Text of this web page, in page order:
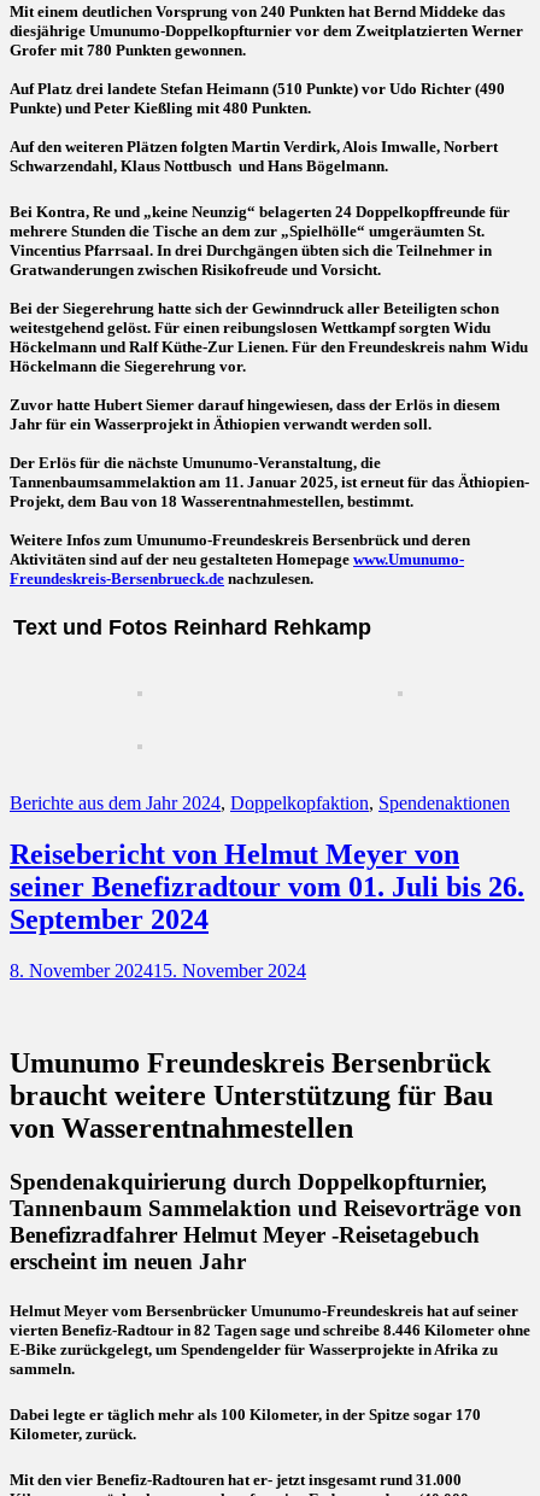
Mit einem deutlichen Vorsprung von 240 Punkten hat Bernd Middeke das
diesjährige Umunumo-Doppelkopfturnier vor dem Zweitplatzierten Werner
Grofer mit 780 Punkten gewonnen.
Auf Platz drei landete Stefan Heimann (510 Punkte) vor Udo Richter (490
Punkte) und Peter Kießling mit 480 Punkten.
Auf den weiteren Plätzen folgten Martin Verdirk, Alois Imwalle, Norbert
Schwarzendahl, Klaus Nottbusch und Hans Bögelmann.
Bei Kontra, Re und „keine Neunzig“ belagerten 24 Doppelkopffreunde für
mehrere Stunden die Tische an dem zur „Spielhölle“ umgeräumten St.
Vincentius Pfarrsaal. In drei Durchgängen übten sich die Teilnehmer in
Gratwanderungen zwischen Risikofreude und Vorsicht.
Bei der Siegerehrung hatte sich der Gewinndruck aller Beteiligten schon
weitestgehend gelöst. Für einen reibungslosen Wettkampf sorgten Widu
Höckelmann und Ralf Küthe-Zur Lienen. Für den Freundeskreis nahm Widu
Höckelmann die Siegerehrung vor.
Zuvor hatte Hubert Siemer darauf hingewiesen, dass der Erlös in diesem
Jahr für ein Wasserprojekt in Äthiopien verwandt werden soll.
Der Erlös für die nächste Umunumo-Veranstaltung, die
Tannenbaumsammelaktion am 11. Januar 2025, ist erneut für das Äthiopien-
Projekt, dem Bau von 18 Wasserentnahmestellen, bestimmt.
Weitere Infos zum Umunumo-Freundeskreis Bersenbrück und deren
Aktivitäten sind auf der neu gestalteten Homepage www.Umunumo-
Freundeskreis-Bersenbrueck.de nachzulesen.
Text und Fotos Reinhard Rehkamp
Kategorien
Berichte aus dem Jahr 2024, Doppelkopfaktion, Spendenaktionen
Reisebericht von Helmut Meyer von
seiner Benefizradtour vom 01. Juli bis 26.
September 2024
Posted
8. November 202415. November 2024
Umunumo Freundeskreis Bersenbrück
braucht weitere Unterstützung für Bau
von Wasserentnahmestellen
Spendenakquirierung durch Doppelkopfturnier,
Tannenbaum Sammelaktion und Reisevorträge von
Benefizradfahrer Helmut Meyer -Reisetagebuch
erscheint im neuen Jahr
Helmut Meyer vom Bersenbrücker Umunumo-Freundeskreis hat auf seiner
vierten Benefiz-Radtour in 82 Tagen sage und schreibe 8.446 Kilometer ohne
E-Bike zurückgelegt, um Spendengelder für Wasserprojekte in Afrika zu
sammeln.
Dabei legte er täglich mehr als 100 Kilometer, in der Spitze sogar 170
Kilometer, zurück.
Mit den vier Benefiz-Radtouren hat er- jetzt insgesamt rund 31.000